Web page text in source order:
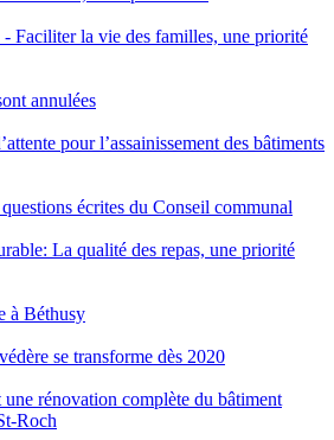
Faciliter la vie des familles, une priorité
annulées
pour l’assainissement des bâtiments
écrites du Conseil communal
La qualité des repas, une priorité
à Béthusy
se transforme dès 2020
une rénovation complète du bâtiment
Roch